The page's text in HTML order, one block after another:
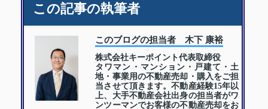
この記事の執筆者
このブログの担当者 木下 康裕
株式会社キーポイント代表取締役
タワマン・マンション・戸建て・土
地・事業用の不動産売却・購入をご担
当させて頂きます。不動産経験15年以
上、大手不動産会社出身の担当者がワ
ンツーマンでお客様の不動産売却をお